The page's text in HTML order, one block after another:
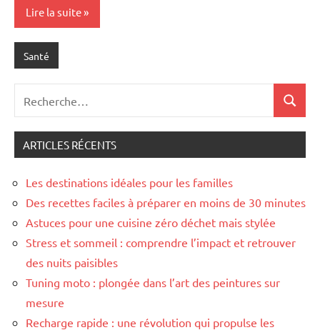
Lire la suite
Santé
pour
:
ARTICLES RÉCENTS
Les destinations idéales pour les familles
Des recettes faciles à préparer en moins de 30 minutes
Astuces pour une cuisine zéro déchet mais stylée
Stress et sommeil : comprendre l’impact et retrouver
des nuits paisibles
Tuning moto : plongée dans l’art des peintures sur
mesure
Recharge rapide : une révolution qui propulse les